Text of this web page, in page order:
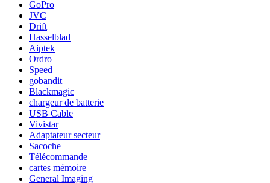
GoPro
JVC
Drift
Hasselblad
Aiptek
Ordro
Speed
gobandit
Blackmagic
chargeur de batterie
USB Cable
Vivistar
Adaptateur secteur
Sacoche
Télécommande
cartes mémoire
General Imaging